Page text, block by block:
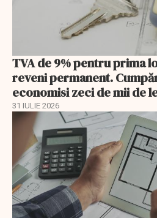
TVA de 9% pentru prima
reveni permanent.
economisi zeci de mii de
31 IULIE 2026